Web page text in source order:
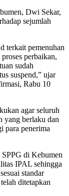
Dwi Sekar,
sejumlah
terkait pemenuhan
perbaikan,
sudah
suspend,” ujar
Rabu 10
agar seluruh
yang berlaku dan
para penerima
SPPG di Kebumen
IPAL sehingga
standar
ditetapkan